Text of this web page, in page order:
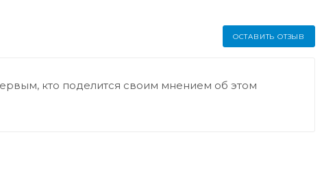
ОСТАВИТЬ ОТЗЫВ
кто поделится своим мнением об этом